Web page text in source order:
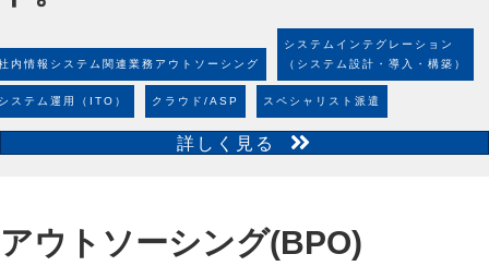
内情報システム関連業務アウトソーシング
システムインテグレーション
（システム設計・導入・構築）
ステム運用（ITO） クラウド/ASP スペシャリスト派遣
詳しく見る
アウトソーシング(BPO)